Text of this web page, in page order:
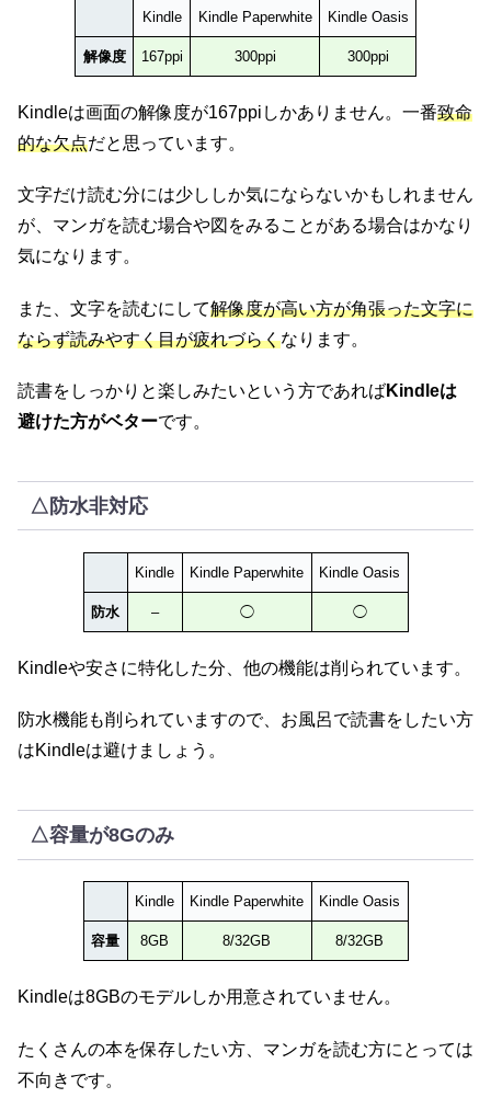
Kindle Kindle Paperwhite Kindle Oasis
解像度 167ppi 300ppi 300ppi
Kindleは画面の解像度が167ppiしかありません。一番致命
的な欠点だと思っています。
文字だけ読む分には少ししか気にならないかもしれません
が、マンガを読む場合や図をみることがある場合はかなり
気になります。
また、文字を読むにして解像度が高い方が角張った文字に
ならず読みやすく目が疲れづらくなります。
読書をしっかりと楽しみたいという方であればKindleは
避けた方がベターです。
△防水非対応
Kindle Kindle Paperwhite Kindle Oasis
防水 – ◯ ◯
Kindleや安さに特化した分、他の機能は削られています。
防水機能も削られていますので、お風呂で読書をしたい方
はKindleは避けましょう。
△容量が8Gのみ
Kindle Kindle Paperwhite Kindle Oasis
容量 8GB 8/32GB 8/32GB
Kindleは8GBのモデルしか用意されていません。
たくさんの本を保存したい方、マンガを読む方にとっては
不向きです。